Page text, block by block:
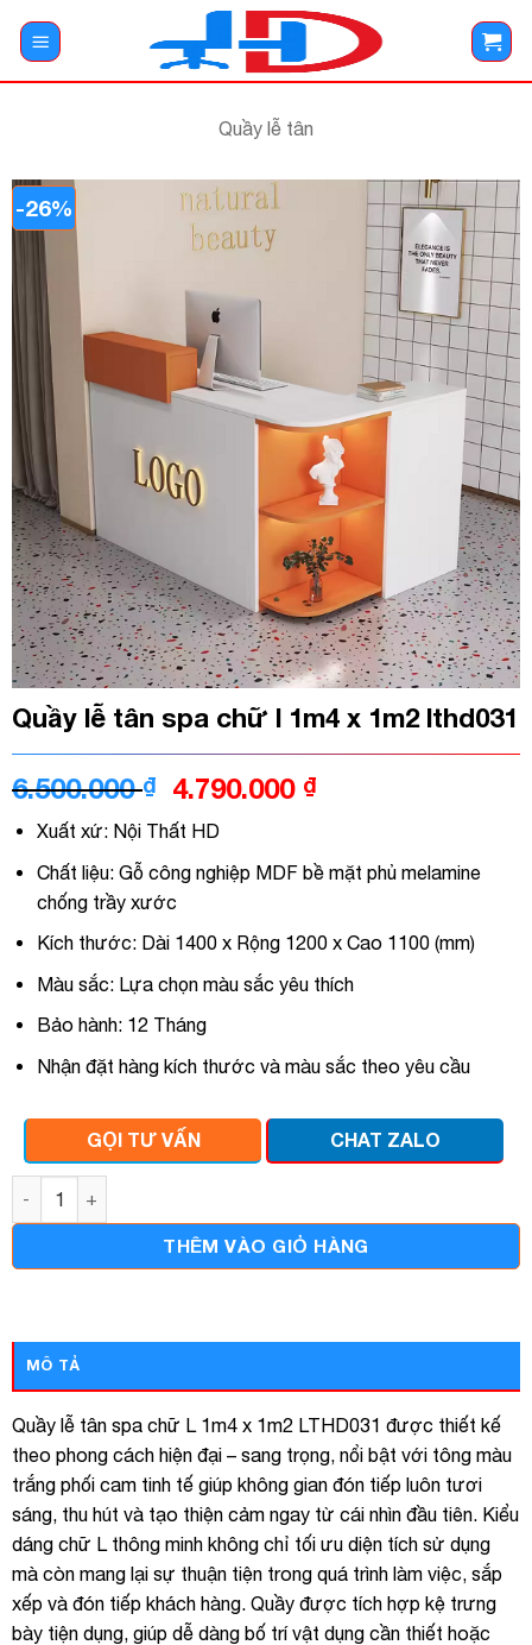
Quầy lễ tân
-26%
Quầy lễ tân spa chữ l 1m4 x 1m2 lthd031
6.500.000₫
Giá
gốc
là:
6.500.000 ₫.
4.790.000 ₫Giá
là:
Xuất xứ: Nội Thất HD
Chất liệu: Gỗ công nghiệp MDF bề mặt phủ melamine
chống trầy xước
Kích thước: Dài 1400 x Rộng 1200 x Cao 1100 (mm)
Màu sắc: Lựa chọn màu sắc yêu thích
Bảo hành: 12 Tháng
Nhận đặt hàng kích thước và màu sắc theo yêu cầu
GỌI TƯ VẤN CHAT ZALO
Quầy lễ tân spa chữ l 1m4 x 1m2 lthd031 số lượng
THÊM VÀO GIỎ HÀNG
MÔ TẢ
Quầy lễ tân spa chữ L 1m4 x 1m2 LTHD031 được thiết kế
theo phong cách hiện đại – sang trọng, nổi bật với tông màu
trắng phối cam tinh tế giúp không gian đón tiếp luôn tươi
sáng, thu hút và tạo thiện cảm ngay từ cái nhìn đầu tiên. Kiểu
dáng chữ L thông minh không chỉ tối ưu diện tích sử dụng
mà còn mang lại sự thuận tiện trong quá trình làm việc, sắp
xếp và đón tiếp khách hàng. Quầy được tích hợp kệ trưng
bày tiện dụng, giúp dễ dàng bố trí vật dụng cần thiết hoặc